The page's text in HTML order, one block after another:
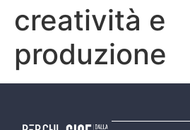
creatività e
produzione